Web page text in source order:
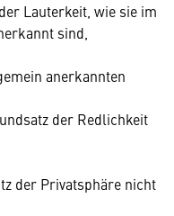
Lauterkeit, wie sie im
sind,
anerkannten
der Redlichkeit
der Privatsphäre nicht